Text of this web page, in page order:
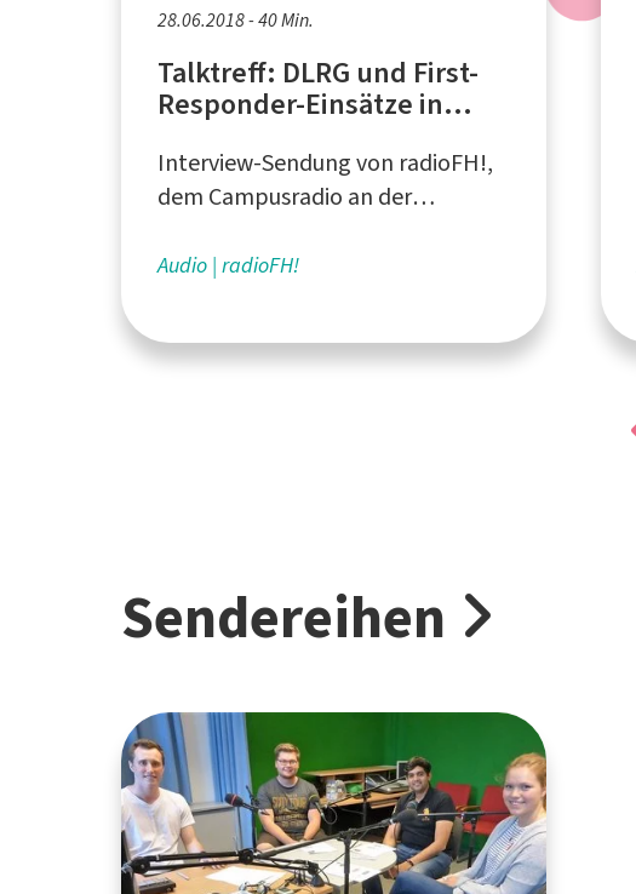
28.06.2018 - 40 Min.
Talktreff: DLRG und First-
Responder-Einsätze in
Interview-Sendung von radioFH!,
dem Campusradio an der
Audio radioFH!
Sendereihen